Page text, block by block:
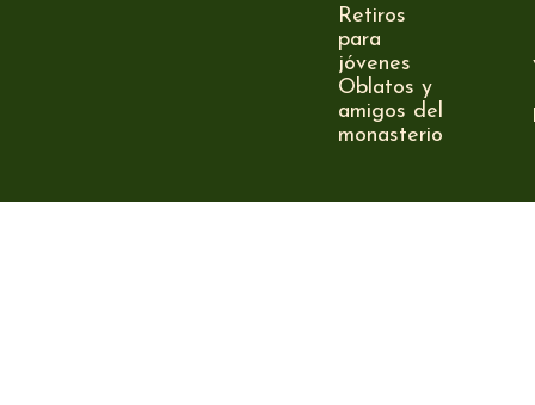
Retiros
para
jóvenes
Oblatos y
amigos del
monasterio